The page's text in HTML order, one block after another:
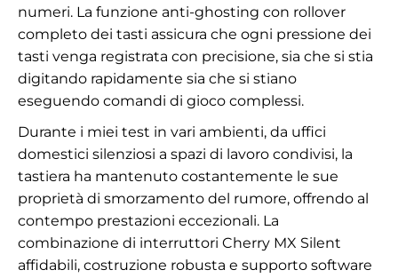
numeri. La funzione anti-ghosting con rollover
completo dei tasti assicura che ogni pressione dei
tasti venga registrata con precisione, sia che si stia
digitando rapidamente sia che si stiano
eseguendo comandi di gioco complessi.
Durante i miei test in vari ambienti, da uffici
domestici silenziosi a spazi di lavoro condivisi, la
tastiera ha mantenuto costantemente le sue
proprietà di smorzamento del rumore, offrendo al
contempo prestazioni eccezionali. La
combinazione di interruttori Cherry MX Silent
affidabili, costruzione robusta e supporto software